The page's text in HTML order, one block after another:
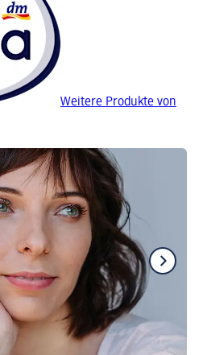
Weitere Produkte von